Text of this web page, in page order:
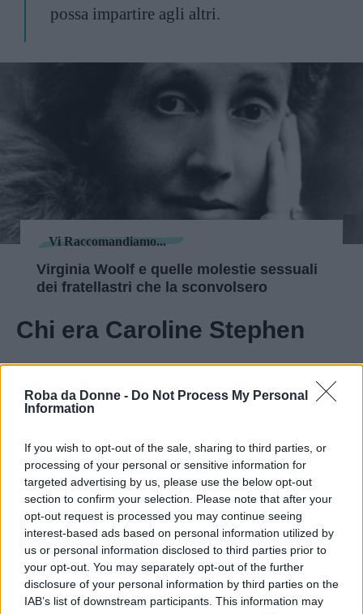
Roba da Donne - Do Not Process My Personal
Information
If you wish to opt-out of the sale, sharing to third parties, or
processing of your personal or sensitive information for
targeted advertising by us, please use the below opt-out
section to confirm your selection. Please note that after your
opt-out request is processed you may continue seeing
interest-based ads based on personal information utilized by
us or personal information disclosed to third parties prior to
your opt-out. You may separately opt-out of the further
disclosure of your personal information by third parties on the
IAB’s list of downstream participants. This information may
possa impartire agli altri.
Vi Raccomandiamo...
Virginia Woolf e quelle molestie sessuali
dei fratellastri che la sconvolsero
Chi era Caroline Stephen
sorella minore del padre di Virginia Woolf.
come quasi altradonna vittorianaed era
rimasta a guardare quando i suoi fratelli maschi
avevano potuto accedere alle scuole pubbliche a
e all’università, mentre lei restava a casa con la
governante privata. Alla morte dei genitori, a
cui badò per diversi anni, riuscì finalmente a
condurre uno stile di vita più vicino ai suoi